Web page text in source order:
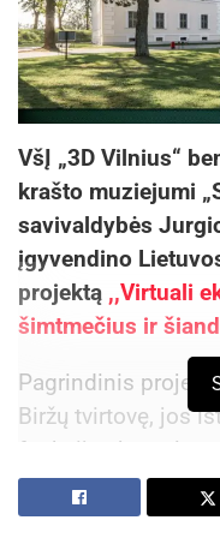
VšĮ „3D Vilnius“
krašto muziejumi
savivaldybės
įgyvendino
projektą ,,Virtuali
šimtmečius ir
Pagrindinis
Biržų tvirtovę, jos
funkcijas kuo
amžiaus grupių,
turintiems